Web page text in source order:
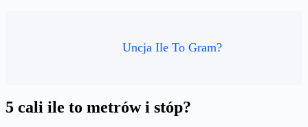
Uncja Ile To Gram?
5 cali ile to metrów i stóp?